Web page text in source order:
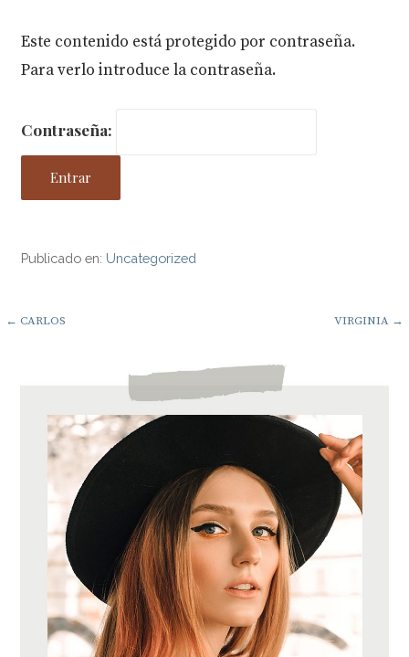
Este contenido está protegido por contraseña.
Para verlo introduce la contraseña.
Contraseña:
Publicado en: Uncategorized
Navegación
← CARLOS VIRGINIA →